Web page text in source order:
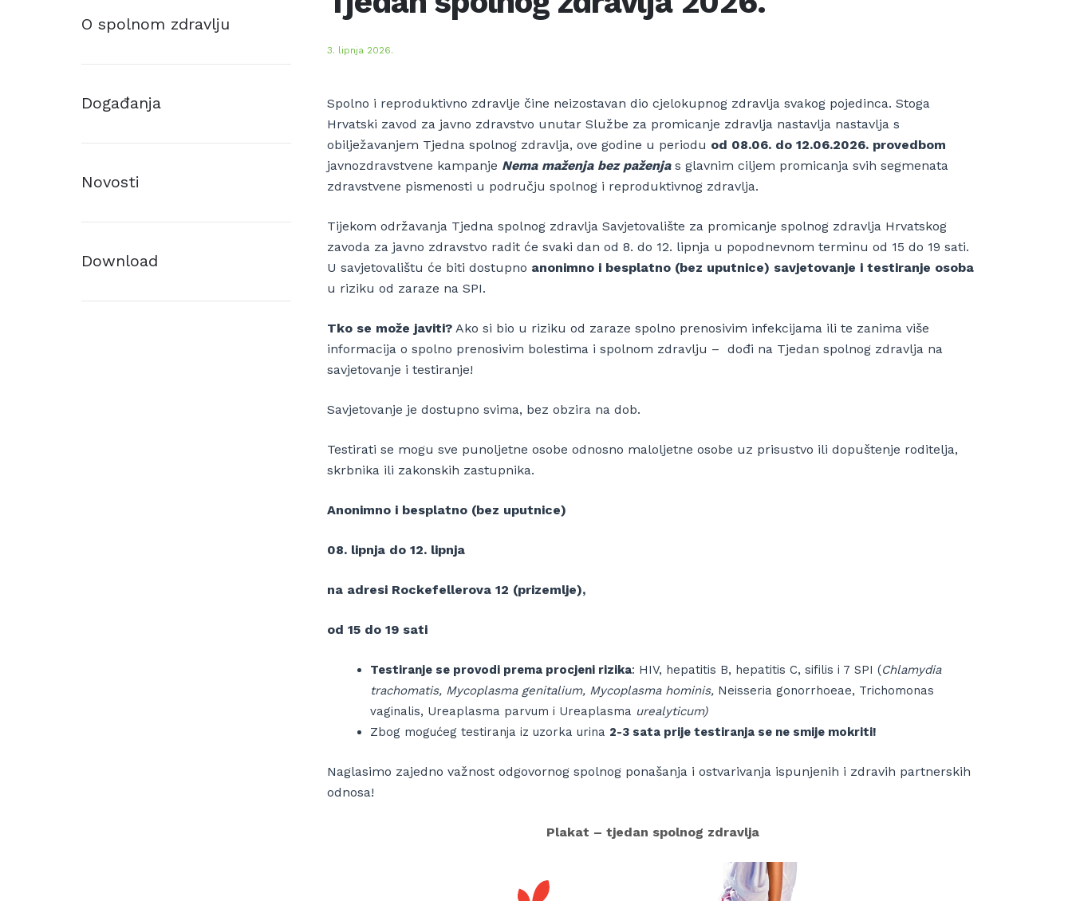
O spolnom zdravlju
Događanja
Novosti
Download
3. lipnja 2026.
Spolno i reproduktivno zdravlje čine neizostavan dio cjelokupnog zdravlja svakog pojedinca. Stoga
Hrvatski zavod za javno zdravstvo unutar Službe za promicanje zdravlja nastavlja nastavlja s
obilježavanjem Tjedna spolnog zdravlja, ove godine u periodu od 08.06. do 12.06.2026. provedbom
javnozdravstvene kampanje Nema maženja bez paženjas glavnim ciljem promicanja svih segmenata
zdravstvene pismenosti u području spolnog i reproduktivnog zdravlja.
Tijekom održavanja Tjedna spolnog zdravlja Savjetovalište za promicanje spolnog zdravlja Hrvatskog
zavoda za javno zdravstvo radit će svaki dan od 8. do 12. lipnja u popodnevnom terminu od 15 do 19 sati.
U savjetovalištu će biti dostupno anonimno i besplatno (bez uputnice) savjetovanje i testiranje osoba
u riziku od zaraze na SPI.
Tko se može javiti?Ako si bio u riziku od zaraze spolno prenosivim infekcijama ili te zanima više
informacija o spolno prenosivim bolestima i spolnom zdravlju – dođi na Tjedan spolnog zdravlja na
savjetovanje i testiranje!
Savjetovanje je dostupno svima, bez obzira na dob.
Testirati se mogu sve punoljetne osobe odnosno maloljetne osobe uz prisustvo ili dopuštenje roditelja,
skrbnika ili zakonskih zastupnika.
Anonimno i besplatno (bez uputnice)
08. lipnja do 12. lipnja
na adresi Rockefellerova 12 (prizemlje),
od 15 do 19 sati
Testiranje se provodi prema procjeni rizika: HIV, hepatitis B, hepatitis C, sifilis i 7 SPI (Chlamydia
trachomatis, Mycoplasma genitalium, Mycoplasma hominis, Neisseria gonorrhoeae, Trichomonas
vaginalis, Ureaplasma parvum i Ureaplasma urealyticum)
Zbog mogućeg testiranja iz uzorka urina 2-3 sata prije testiranja se ne smije mokriti!
Naglasimo zajedno važnost odgovornog spolnog ponašanja i ostvarivanja ispunjenih i zdravih partnerskih
odnosa!
Plakat – tjedan spolnog zdravlja